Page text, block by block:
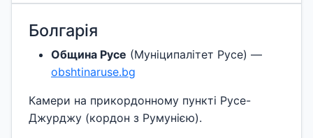
Болгарія
Община Русе (Муніципалітет Русе) —
obshtinaruse.bg
Камери на прикордонному пункті Русе-
Джурджу (кордон з Румунією).